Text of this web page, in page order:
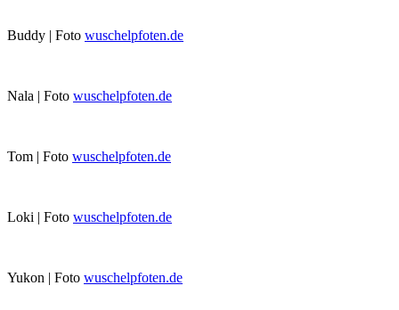
Buddy | Foto wuschelpfoten.de
Nala | Foto wuschelpfoten.de
Tom | Foto wuschelpfoten.de
Loki | Foto wuschelpfoten.de
Yukon | Foto wuschelpfoten.de